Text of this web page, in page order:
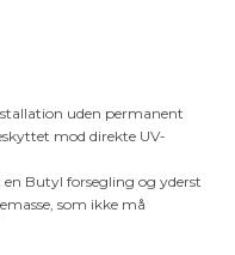
uden permanent
mod direkte UV-
Butyl forsegling og yderst
som ikke må